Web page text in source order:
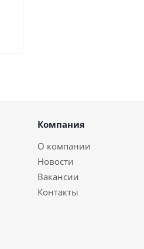
Компания
О компании
Новости
Вакансии
Контакты